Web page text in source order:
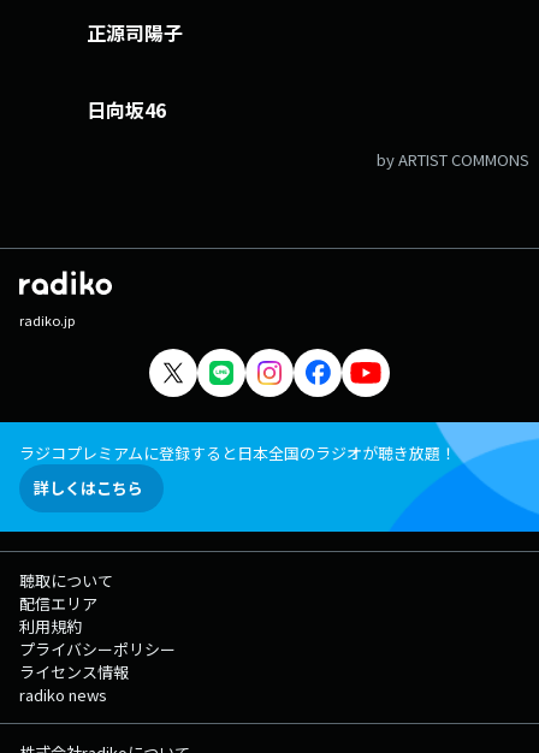
正源司陽子
日向坂46
by ARTIST COMMONS
radiko.jp
ラジコプレミアムに登録すると日本全国のラジオが聴き放題！
詳しくはこちら
聴取について
配信エリア
利用規約
プライバシーポリシー
ライセンス情報
radiko news